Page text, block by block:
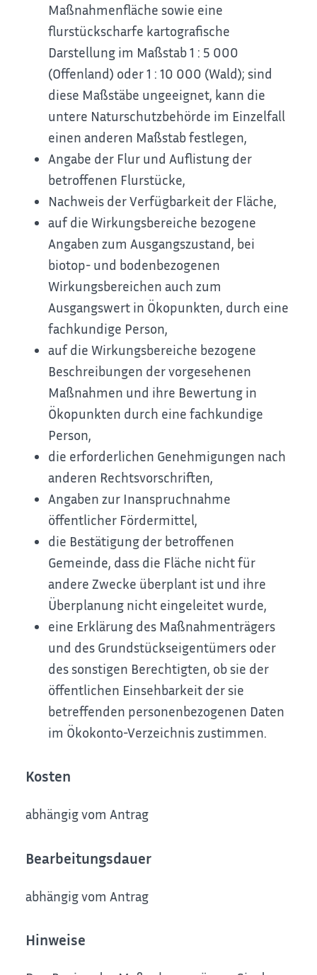
Maßnahmenfläche sowie eine
flurstückscharfe kartografische
Darstellung im Maßstab 1 : 5 000
(Offenland) oder 1 : 10 000 (Wald); sind
diese Maßstäbe ungeeignet, kann die
untere Naturschutzbehörde im Einzelfall
einen anderen Maßstab festlegen,
Angabe der Flur und Auflistung der
betroffenen Flurstücke,
Nachweis der Verfügbarkeit der Fläche,
auf die Wirkungsbereiche bezogene
Angaben zum Ausgangszustand, bei
biotop- und bodenbezogenen
Wirkungsbereichen auch zum
Ausgangswert in Ökopunkten, durch eine
fachkundige Person,
auf die Wirkungsbereiche bezogene
Beschreibungen der vorgesehenen
Maßnahmen und ihre Bewertung in
Ökopunkten durch eine fachkundige
Person,
die erforderlichen Genehmigungen nach
anderen Rechtsvorschriften,
Angaben zur Inanspruchnahme
öffentlicher Fördermittel,
die Bestätigung der betroffenen
Gemeinde, dass die Fläche nicht für
andere Zwecke überplant ist und ihre
Überplanung nicht eingeleitet wurde,
eine Erklärung des Maßnahmenträgers
und des Grundstückseigentümers oder
des sonstigen Berechtigten, ob sie der
öffentlichen Einsehbarkeit der sie
betreffenden personenbezogenen Daten
im Ökokonto-Verzeichnis zustimmen.
Kosten
abhängig vom Antrag
Bearbeitungsdauer
abhängig vom Antrag
Hinweise